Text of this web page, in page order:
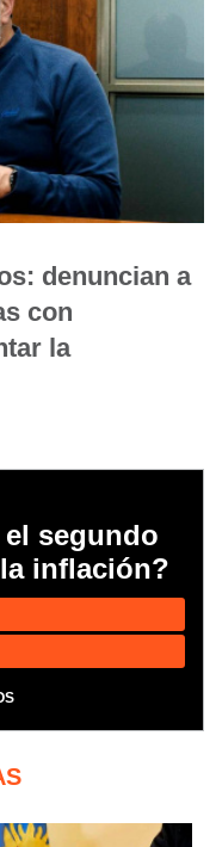
denuncian a
con
la
segundo
inflación?